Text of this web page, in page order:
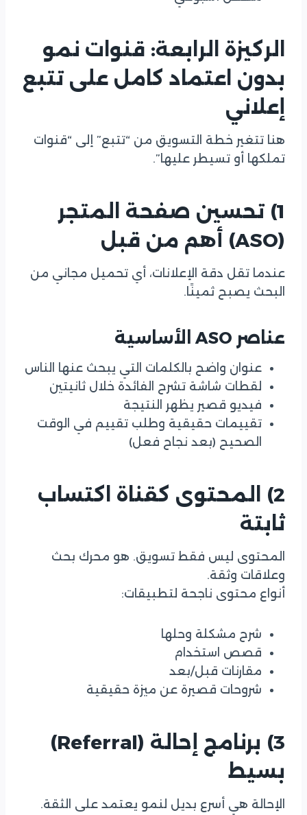
الركيزة الرابعة: قنوات نمو
بدون اعتماد كامل على تتبع
إعلاني
هنا تتغير خطة التسويق من “تتبع” إلى “قنوات
تملكها أو تسيطر عليها”.
1) تحسين صفحة المتجر
(ASO) أهم من قبل
عندما تقل دقة الإعلانات، أي تحميل مجاني من
البحث يصبح ثمينًا.
عناصر ASO الأساسية
عنوان واضح بالكلمات التي يبحث عنها الناس
لقطات شاشة تشرح الفائدة خلال ثانيتين
فيديو قصير يظهر النتيجة
تقييمات حقيقية وطلب تقييم في الوقت
الصحيح (بعد نجاح فعل)
2) المحتوى كقناة اكتساب
ثابتة
المحتوى ليس فقط تسويق. هو محرك بحث
وعلاقات وثقة.
أنواع محتوى ناجحة لتطبيقات:
شرح مشكلة وحلها
قصص استخدام
مقارنات قبل/بعد
شروحات قصيرة عن ميزة حقيقية
3) برنامج إحالة (Referral)
بسيط
الإحالة هي أسرع بديل لنمو يعتمد على الثقة.